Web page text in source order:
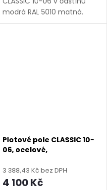
modrá RAL 5010 matná.
Bezúdržbová ocel (žárový
Plotové pole CLASSIC 10-
06, ocelové,
(šířka 100–3000 mm,
výška 450–1950 mm),
3 388,43 Kč bez DPH
4 100 Kč